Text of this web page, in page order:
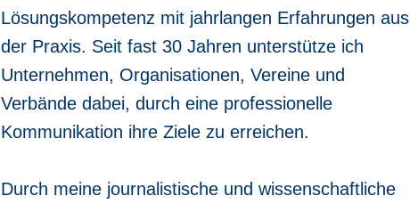
Lösungskompetenz mit jahrlangen Erfahrungen aus
der Praxis. Seit fast 30 Jahren unterstütze ich
Unternehmen, Organisationen, Vereine und
Verbände dabei, durch eine professionelle
Kommunikation ihre Ziele zu erreichen.
Durch meine journalistische und wissenschaftliche